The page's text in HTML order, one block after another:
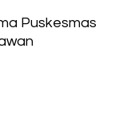
Puskesmas